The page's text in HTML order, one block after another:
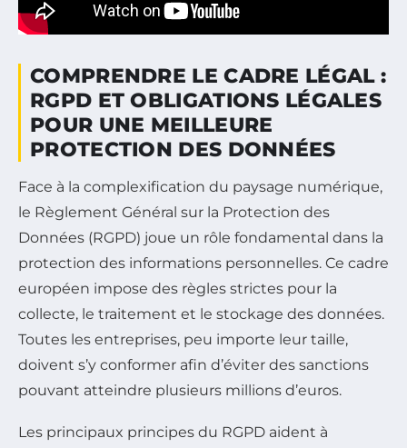
COMPRENDRE LE CADRE LÉGAL :
RGPD ET OBLIGATIONS LÉGALES
POUR UNE MEILLEURE
PROTECTION DES DONNÉES
Face à la complexification du paysage numérique,
le Règlement Général sur la Protection des
Données (RGPD) joue un rôle fondamental dans la
protection des informations personnelles. Ce cadre
européen impose des règles strictes pour la
collecte, le traitement et le stockage des données.
Toutes les entreprises, peu importe leur taille,
doivent s’y conformer afin d’éviter des sanctions
pouvant atteindre plusieurs millions d’euros.
Les principaux principes du RGPD aident à